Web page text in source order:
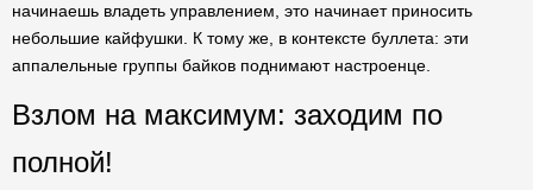
начинаешь владеть управлением, это начинает приносить
небольшие кайфушки. К тому же, в контексте буллета: эти
аппалельные группы байков поднимают настроенце.
Взлом на максимум: заходим по
полной!